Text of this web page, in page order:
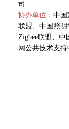
司
协办单位： 中国
联盟、中国照明
Zigbee联盟、
网公共技术支持